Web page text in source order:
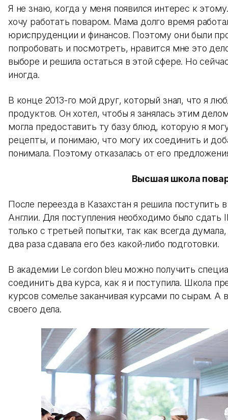
Я не знаю, когда у меня появился интерес к
хочу работать поваром. Мама долго время
юриспруденции и финансов. Поэтому они были
попробовать и посмотреть, нравится мне это
выборе и решила остаться в этой сфере. Но
иногда.
В конце 2013-го мой друг, который знал, что я
продуктов. Он хотел, чтобы я занялась этим
могла предоставить ту базу блюд, которую я
рецепты, и понимаю, что могу их соединить и
понимала. Поэтому отказалась от его
Высшая школа
После переезда в Казахстан я решила
Англии. Для поступления необходимо было сдать
только с третьей попытки, так как всегда
два раза сдавала его без какой-либо подготовки.
В академии Le cordon bleu можно получить
соединить два курса, как я и поступила. Школа
курсов сомелье заканчивая курсами по сырам. А
своего дела.